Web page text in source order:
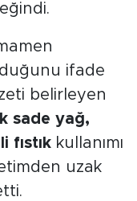
ifade
belirleyen
sade yağ,
fıstıkkullanımı
uzak